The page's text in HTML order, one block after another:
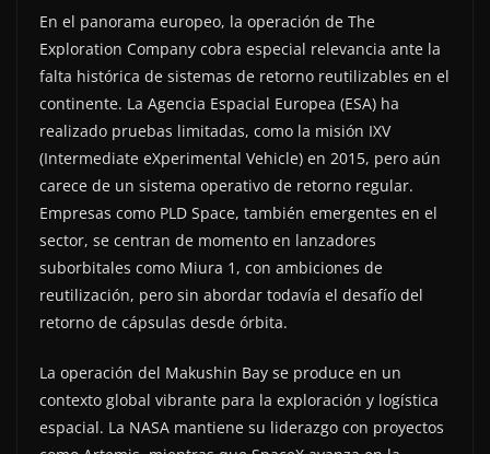
En el panorama europeo, la operación de The
Exploration Company cobra especial relevancia ante la
falta histórica de sistemas de retorno reutilizables en el
continente. La Agencia Espacial Europea (ESA) ha
realizado pruebas limitadas, como la misión IXV
(Intermediate eXperimental Vehicle) en 2015, pero aún
carece de un sistema operativo de retorno regular.
Empresas como PLD Space, también emergentes en el
sector, se centran de momento en lanzadores
suborbitales como Miura 1, con ambiciones de
reutilización, pero sin abordar todavía el desafío del
retorno de cápsulas desde órbita.
La operación del Makushin Bay se produce en un
contexto global vibrante para la exploración y logística
espacial. La NASA mantiene su liderazgo con proyectos